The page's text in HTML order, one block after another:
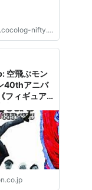
nifty.com
空飛ぶモン
40thアニバ
フィギュア
ン, ジョン・
ク・アイド
ーンズ, マイ
, テリー・ギ